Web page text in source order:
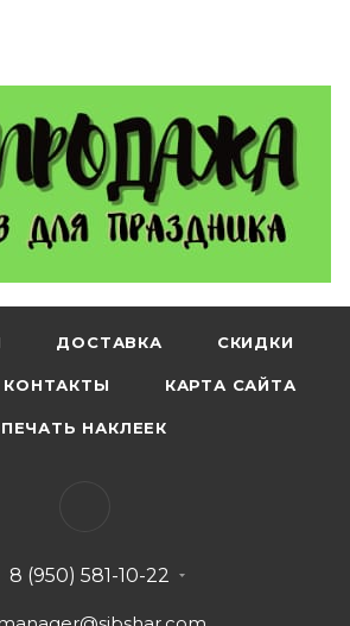
ДОСТАВКА СКИДКИ
КОНТАКТЫ КАРТА САЙТА
ПЕЧАТЬ НАКЛЕЕК
8 (950) 581-10-22